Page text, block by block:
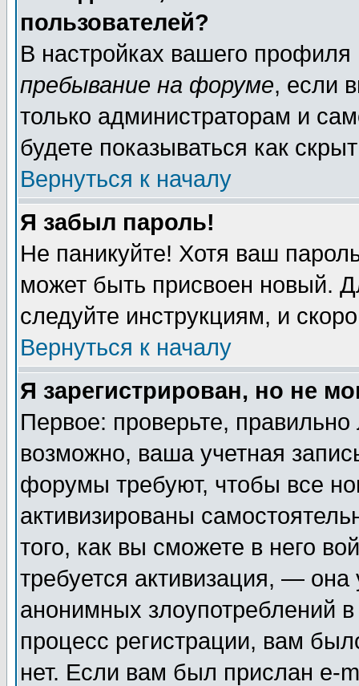
пользователей?
В настройках вашего
пребывание на форуме, если
только администраторам и
будете показываться как
Вернуться к началу
Я забыл пароль!
Не паникуйте! Хотя ваш
может быть присвоен новый.
следуйте инструкциям, и
Вернуться к началу
Я зарегистрирован, но не
Первое: проверьте,
возможно, ваша учетная
форумы требуют, чтобы все
активизированы
того, как вы сможете в него
требуется активизация, —
анонимных злоупотреблений
процесс регистрации, вам
нет. Если вам был прислан e-